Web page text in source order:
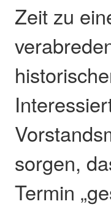
Zeit zu
sorgen,
Termin